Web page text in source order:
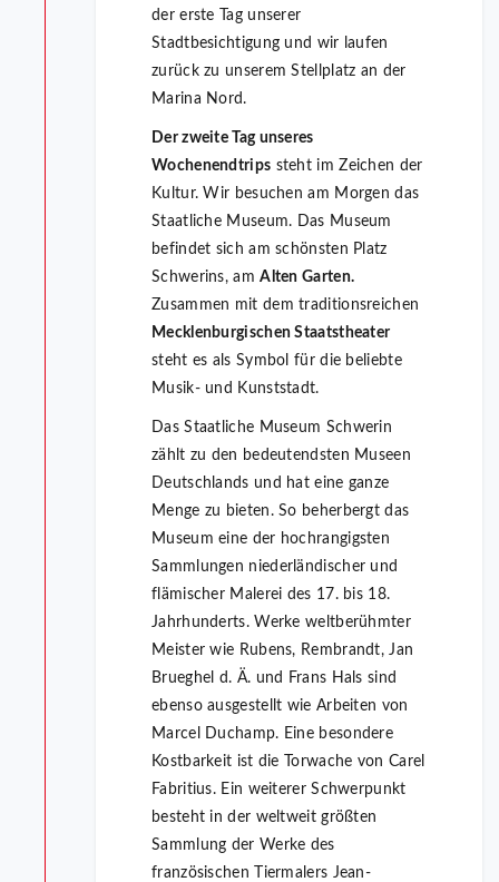
der erste Tag unserer
Stadtbesichtigung und wir laufen
zurück zu unserem Stellplatz an der
Marina Nord.
Der zweite Tag unseres
Wochenendtrips steht im Zeichen der
Kultur. Wir besuchen am Morgen das
Staatliche Museum. Das Museum
befindet sich am schönsten Platz
Schwerins, amAlten Garten.
Zusammen mit dem traditionsreichen
Mecklenburgischen Staatstheater
steht es als Symbol für die beliebte
Musik- und Kunststadt.
Das Staatliche Museum Schwerin
zählt zu den bedeutendsten Museen
Deutschlands und hat eine ganze
Menge zu bieten. So beherbergt das
Museum eine der hochrangigsten
Sammlungen niederländischer und
flämischer Malerei des 17. bis 18.
Jahrhunderts. Werke weltberühmter
Meister wie Rubens, Rembrandt, Jan
Brueghel d. Ä. und Frans Hals sind
ebenso ausgestellt wie Arbeiten von
Marcel Duchamp. Eine besondere
Kostbarkeit ist die Torwache von Carel
Fabritius. Ein weiterer Schwerpunkt
besteht in der weltweit größten
Sammlung der Werke des
französischen Tiermalers Jean-